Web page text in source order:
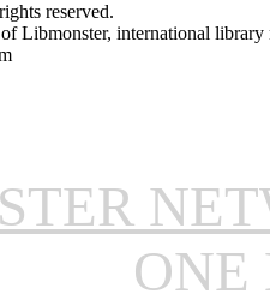
reserved.
Libmonster, international library
ONE